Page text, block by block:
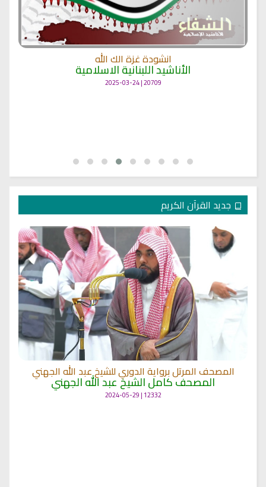
انشودة غزة الك الله
الأناشيد اللبنانية الاسلامية
20709 | 2025-03-24
جديد القرآن الكريم
المصحف المرتل برواية الدوري للشيخ عبد الله الجهني
المصحف كامل الشيخ عبد الله الجهني
12332 | 2024-05-29